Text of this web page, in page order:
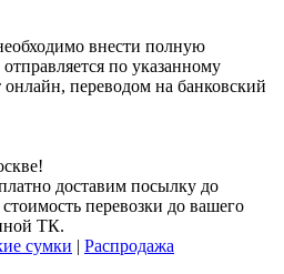
внести полную
по указанному
онлайн, переводом на банковский
доставим посылку до
перевозки до вашего
ТК.
сумки | Распродажа